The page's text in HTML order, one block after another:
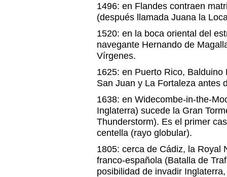
1496: en Flandes contraen
(después llamada Juana la
1520: en la boca oriental del
navegante Hernando de
Vírgenes.
1625: en Puerto Rico,
San Juan y La Fortaleza antes
1638: en Widecombe-in-the-
Inglaterra) sucede la Gran
Thunderstorm). Es el primer
centella (rayo globular).
1805: cerca de Cádiz, la Royal
franco-española (Batalla de
posibilidad de invadir